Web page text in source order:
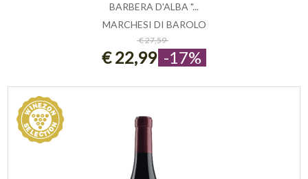
ESAURITO
BARBERA D'ALBA "...
MARCHESI DI BAROLO
€ 27,59
€ 22,99 -17%